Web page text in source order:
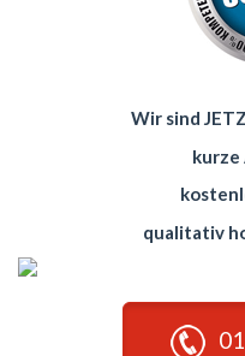
Wir sind
qualitativ